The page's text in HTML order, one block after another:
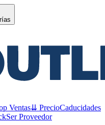
Ventas⇊ PrecioCaducidades
Ser Proveedor